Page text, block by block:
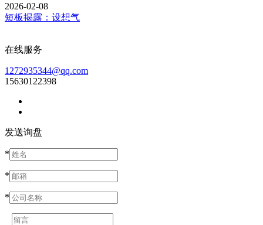
2026-02-08
短板揭露：设想气
在线服务
1272935344@qq.com
15630122398
发送询盘
*
*
*